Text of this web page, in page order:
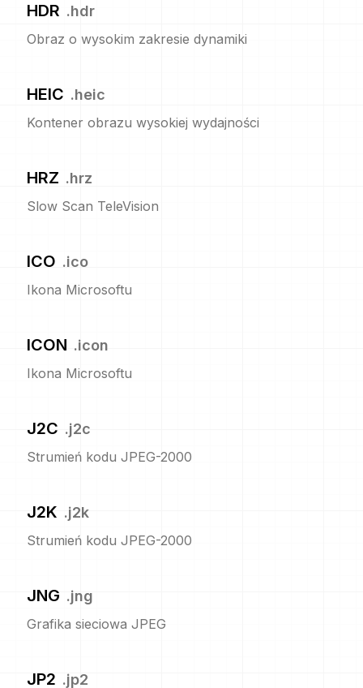
HDR .hdr
Obraz o wysokim zakresie dynamiki
HEIC .heic
Kontener obrazu wysokiej wydajności
HRZ .hrz
Slow Scan TeleVision
ICO .ico
Ikona Microsoftu
ICON .icon
Ikona Microsoftu
J2C .j2c
Strumień kodu JPEG-2000
J2K .j2k
Strumień kodu JPEG-2000
JNG .jng
Grafika sieciowa JPEG
JP2 .jp2